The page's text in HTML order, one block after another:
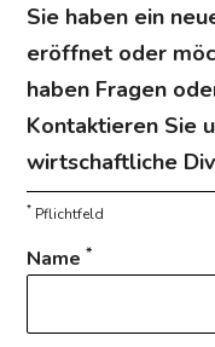
Sie haben ein
eröffnet oder
haben Fragen
Kontaktieren Sie
wirtschaftliche
* Pflichtfeld
Name*